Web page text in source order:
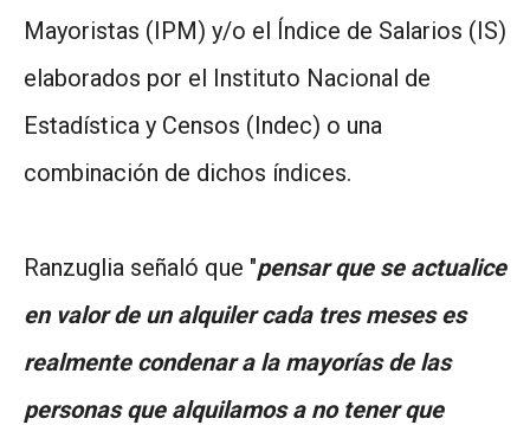
Mayoristas (IPM) y/o el Índice de Salarios (IS)
elaborados por el Instituto Nacional de
Estadística y Censos (Indec) o una
combinación de dichos índices.
Ranzuglia señaló que "pensar que se actualice
en valor de un alquiler cada tres meses es
realmente condenar a la mayorías de las
personas que alquilamos a no tener que